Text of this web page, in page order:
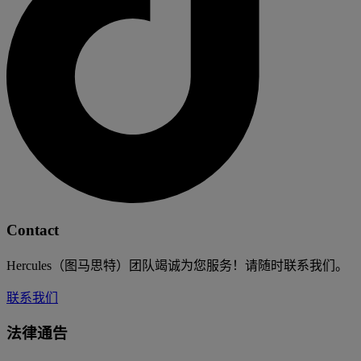
Contact
Hercules（图马思特）团队竭诚为您服务！请随时联系我们。
联系我们
法律通告